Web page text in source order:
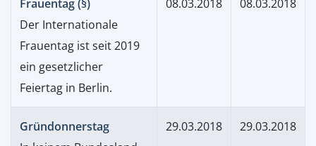
Frauentag (§)
Der Internationale
Frauentag ist seit 2019
ein gesetzlicher
Feiertag in Berlin.
08.03.2018 08.03.2018
Gründonnerstag
29.03.2018 29.03.2018